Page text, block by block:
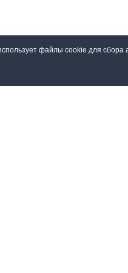
файлы cookie для сбора